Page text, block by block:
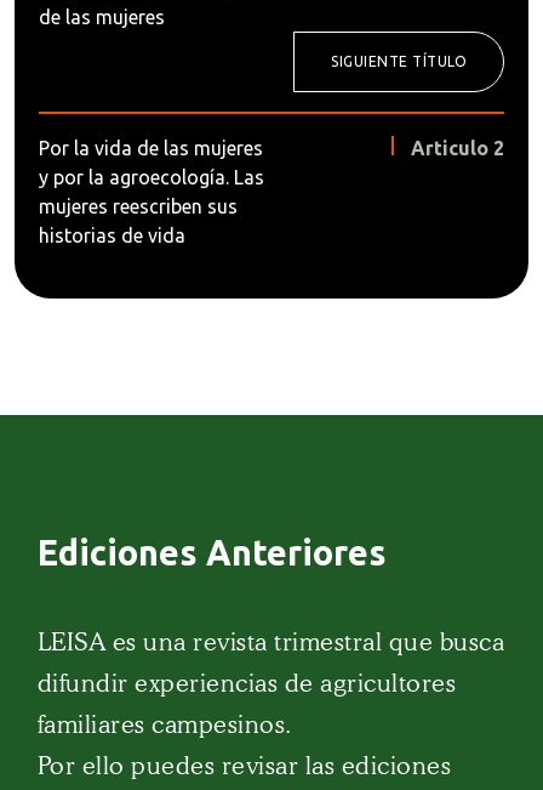
de las mujeres
SIGUIENTE TÍTULO
Por la vida de las mujeres
y por la agroecología. Las
mujeres reescriben sus
historias de vida
Articulo 2
Ediciones Anteriores
LEISA es una revista trimestral que busca
difundir experiencias de agricultores
familiares campesinos.
Por ello puedes revisar las ediciones